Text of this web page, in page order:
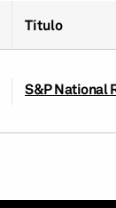
Título
S&P National